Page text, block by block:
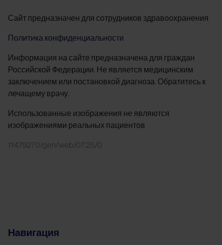
Сайт предназначен для сотрудников здравоохранения
Политика конфиденциальности
Информация на сайте предназначена для граждан
Российской Федерации. Не является медицинским
заключением или постановкой диагноза. Обратитесь к
лечащему врачу.
Использованные изображения не являются
изображениями реальных пациентов
11479270/gen/web/07.25/0
Навигация